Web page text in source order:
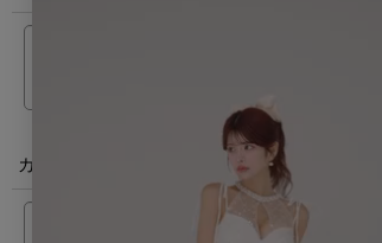
カラー